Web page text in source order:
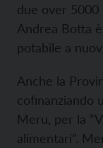
due over 5000
Andrea Botta
potabile a
Anche la
cofinanziando
Meru, per la
alimentari”.